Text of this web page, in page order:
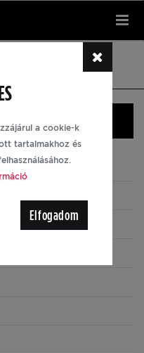
a cookie-k
tartalmakhoz és
Elfogadom